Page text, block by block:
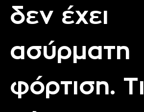
δεν έχει
ασύρματη
φόρτιση. Τι